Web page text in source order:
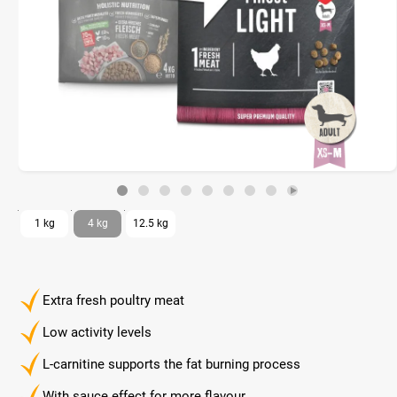
Extra fresh poultry meat
Low activity levels
L-carnitine supports the fat burning process
1 kg 4 kg 12.5 kg